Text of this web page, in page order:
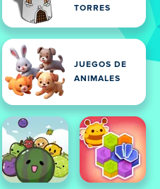
TORRES
JUEGOS DE
ANIMALES